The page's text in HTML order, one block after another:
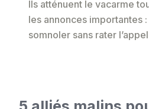
Ils atténuent le vacarme
les annonces importantes
somnoler sans rater